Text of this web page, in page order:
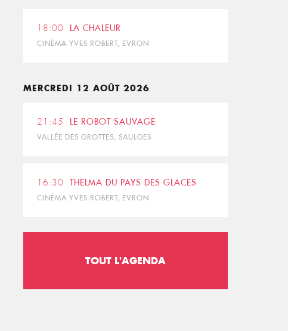
18:00 LA CHALEUR
CINÉMA YVES ROBERT, EVRON
MERCREDI 12 AOÛT 2026
21:45 LE ROBOT SAUVAGE
VALLÉE DES GROTTES, SAULGES
16:30 THELMA DU PAYS DES GLACES
CINÉMA YVES ROBERT, EVRON
TOUT L'AGENDA